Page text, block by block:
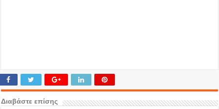
Διαβάστε επίσης